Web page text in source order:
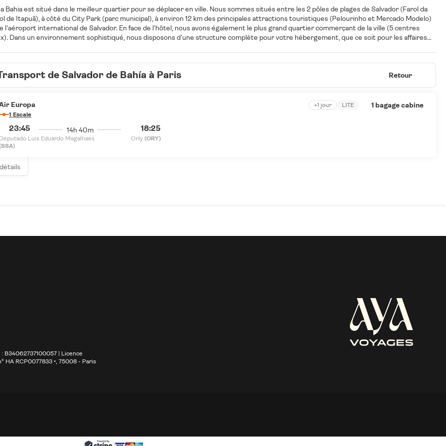
Bahia est situé dans le meilleur quartier pour se déplacer en ville. Nous sommes situés entre les 2 pôles de plages de Salvador (Farol da
de Itapuã), à côté du City Park (parc municipal), à environ 12 km des principales attractions touristiques (Pelourinho et Mercado Modelo)
l'aéroport international de Salvador. En face de l'hôtel, nous avons également le plus grand quartier commerçant de la ville (5 centres
Dans un environnement sophistiqué, nous disposons d'une structure complète pour votre hébergement, que ce soit pour les affaires
enfants et une nurserie. Le Wi-Fi gratuit, le service d'étage et le parking couvert (payant) complètent notre structure. Élégance, confort
d'un hôtel de haut standing, au cœur de l'une des plus belles villes du monde !
de Salvador de Bahía à Paris Retour
Europa
1 Escale
23:45
Deputado Luis Eduardo Magalhaes
14h 40m 18:25
Orly (ORY)
+1 jour LITE 1 bagage cabine
B34062737100057 | Licence
HA RCP0077833 •, 75008 - Paris